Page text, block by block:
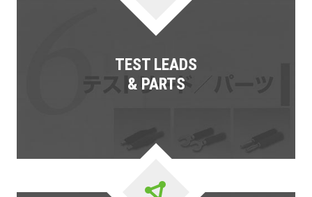
TEST LEADS
& PARTS